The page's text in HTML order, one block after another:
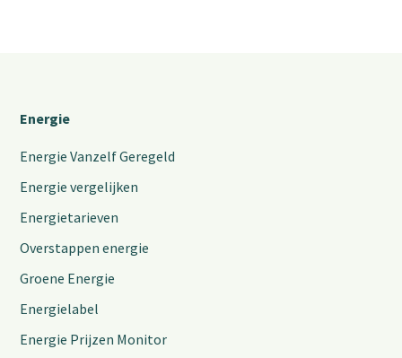
Energie
Energie Vanzelf Geregeld
Energie vergelijken
Energietarieven
Overstappen energie
Groene Energie
Energielabel
Energie Prijzen Monitor